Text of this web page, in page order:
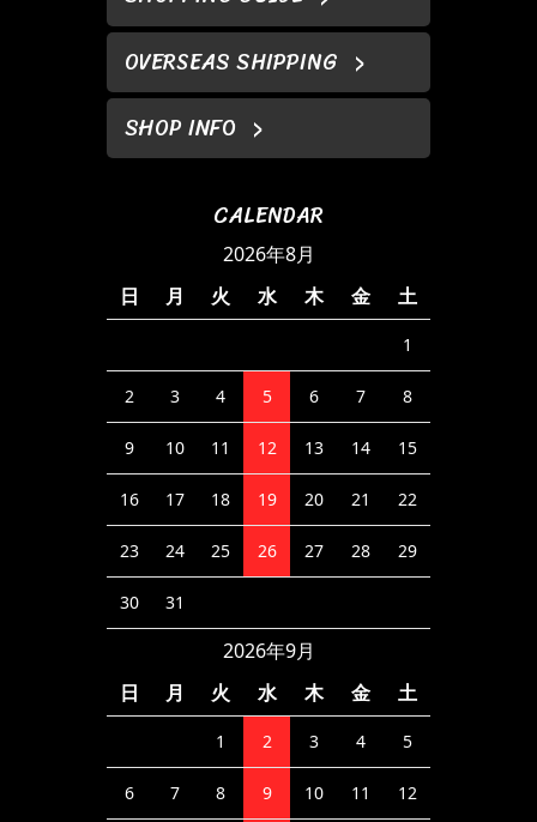
OVERSEAS SHIPPING
SHOP INFO
CALENDAR
2026年8月
日
月 火 水 木 金 土
1
2 3 4 5 6 7 8
9 10 11 12 13 14 15
16 17 18 19 20 21 22
23 24 25 26 27 28 29
30 31
2026年9月
日
月 火 水 木 金 土
1 2 3 4 5
6 7 8 9 10 11 12